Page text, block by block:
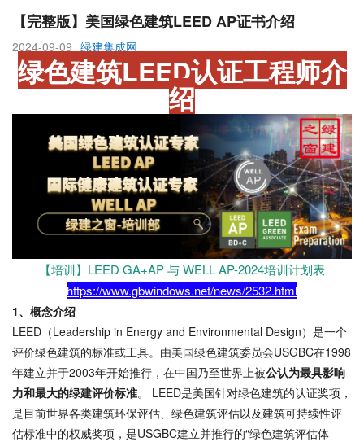
【完整版】美国绿色建筑LEED AP证书介绍
2024-09-09 绿建集成网
绿色建筑LEED认证工程师介
绍
【培训】LEED GA+AP 与 WELL AP-2024培训计划表
https://www.gbwindows.net/news/2532.html
1、概念介绍
LEED（Leadership in Energy and Environmental Design）是一个
评价绿色建筑的标准或工具。由美国绿色建筑委员会USGBC在1998
年建立并于2003年开始推行，在中国乃至世界上被公认为最具影响
力和最大的绿建评价标准。 LEED是美国针对绿色建筑的认证奖项，
是目前世界各类建筑环保评估、绿色建筑评估以及建筑可持续性评
估标准中的权威奖项，是USGBC建立并推行的“绿色建筑评估体